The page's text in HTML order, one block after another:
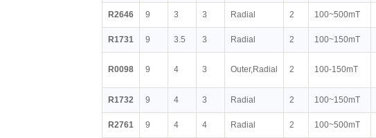
R2646 9 3 3 Radial 2 100~500mT
R1731 9 3.5 3 Radial 2 100~150mT
R0098 9 4 3 Outer,Radial 2 100-150mT
R1732 9 4 3 Radial 2 100~150mT
R2761 9 4 4 Radial 2 100~500mT